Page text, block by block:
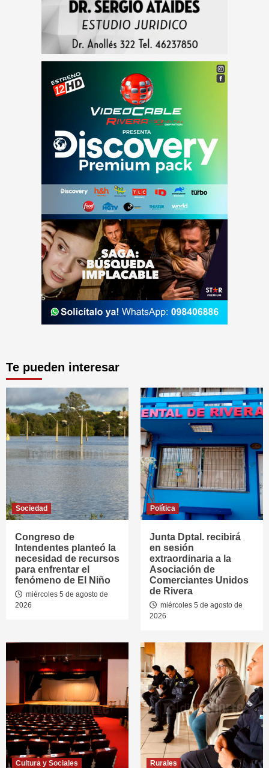
Te pueden interesar
Sociedad
Congreso de
Intendentes planteó la
necesidad de recursos
para enfrentar el
fenómeno de El Niño
miércoles 5 de agosto de
2026
Política
Junta Dptal. recibirá
en sesión
extraordinaria a la
Asociación de
Comerciantes Unidos
de Rivera
miércoles 5 de agosto de
2026
Cultura y Sociales Rurales